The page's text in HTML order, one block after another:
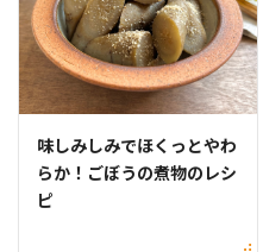
味しみしみでほくっとやわ
らか！ごぼうの煮物のレシ
ピ